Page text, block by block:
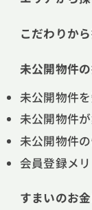
こだわりか
未公開物件
未公開物件
未公開物件
未公開物件
会員登録メ
すまいのお